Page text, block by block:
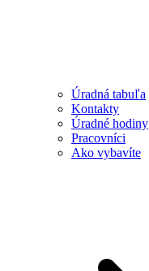
Úradná tabuľa
Kontakty
Úradné hodiny
Pracovníci
Ako vybavíte